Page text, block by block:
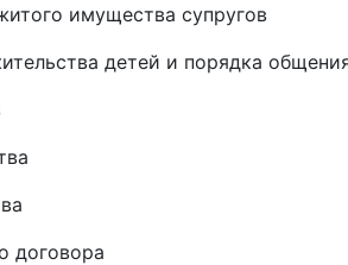
имущества супругов
детей и порядка
договора